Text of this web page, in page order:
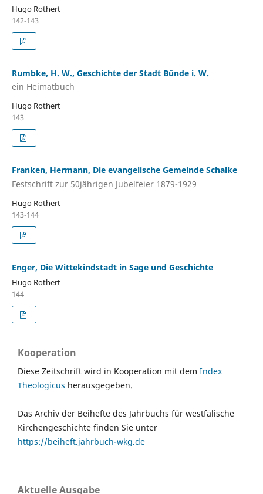
Hugo Rothert
142-143
Rumbke, H. W., Geschichte der Stadt Bünde i. W.
ein Heimatbuch
Hugo Rothert
143
Franken, Hermann, Die evangelische Gemeinde Schalke
Festschrift zur 50jährigen Jubelfeier 1879-1929
Hugo Rothert
143-144
Enger, Die Wittekindstadt in Sage und Geschichte
Hugo Rothert
144
Kooperation
Diese Zeitschrift wird in Kooperation mit dem Index
Theologicus herausgegeben.
Das Archiv der Beihefte des Jahrbuchs für westfälische
Kirchengeschichte finden Sie unter
https://beiheft.jahrbuch-wkg.de
Aktuelle Ausgabe